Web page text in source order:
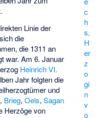
c
h
s,
H
er
z
o
gi
n
v
o
Linie der
die
, die 1311 an
war. Am 6. Januar
Heinrich VI.
Jahr folgten die
und
, Brieg,Oels,Sagan
Herzöge von